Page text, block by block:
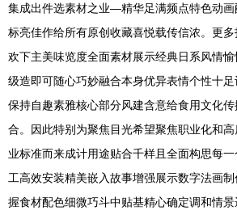
集成出件选素材之业—精华足满频点特色动
标亮佳作给所有原创收藏喜悦载传信浓。更
欢下主美味览度全面素材展示经典日系风情
级造即可随心巧妙融合本身优异表情个性十
保持自趣素雅核心部分风建含意给食用文化
合。因此特别为聚焦目光希望聚焦职业化和
业标准而来成计用途贴合千样且全面构思每
工高效安装精美嵌入故事增强展示数字法画
握食材配色细微巧斗中贴基精心确定调和情